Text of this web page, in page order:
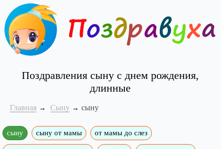
Поздравления сыну с днем рождения,
длинные
Главная Сыну сыну
сыну сыну от мамы от мамы до слез